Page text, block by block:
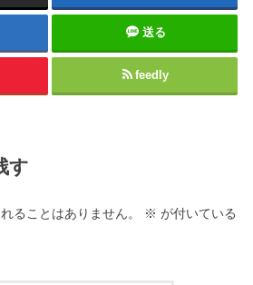
送る
feedly
す
ることはありません。 ※ が付いている